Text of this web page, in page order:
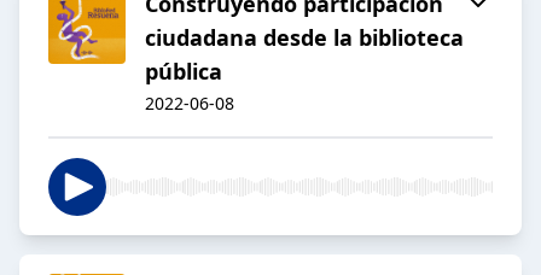
ciudadana desde la biblioteca
pública
2022-06-08